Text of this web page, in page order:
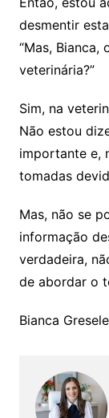
desmentir
“Mas,
veterinária?”
Sim, na
Não estou
importante e,
tomadas
Mas, não se
informação
verdadeira,
de abordar o
Bianca